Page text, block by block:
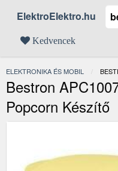
ElektroElektro.hu
Kedvencek
ELEKTRONIKA ÉS MOBIL
Bestron
Popcorn Készítő